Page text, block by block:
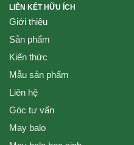
LIÊN KẾT HỮU ÍCH
Giới thiệu
Sản phẩm
Kiến thức
Mẫu sản phẩm
Liên hệ
Góc tư vấn
May balo